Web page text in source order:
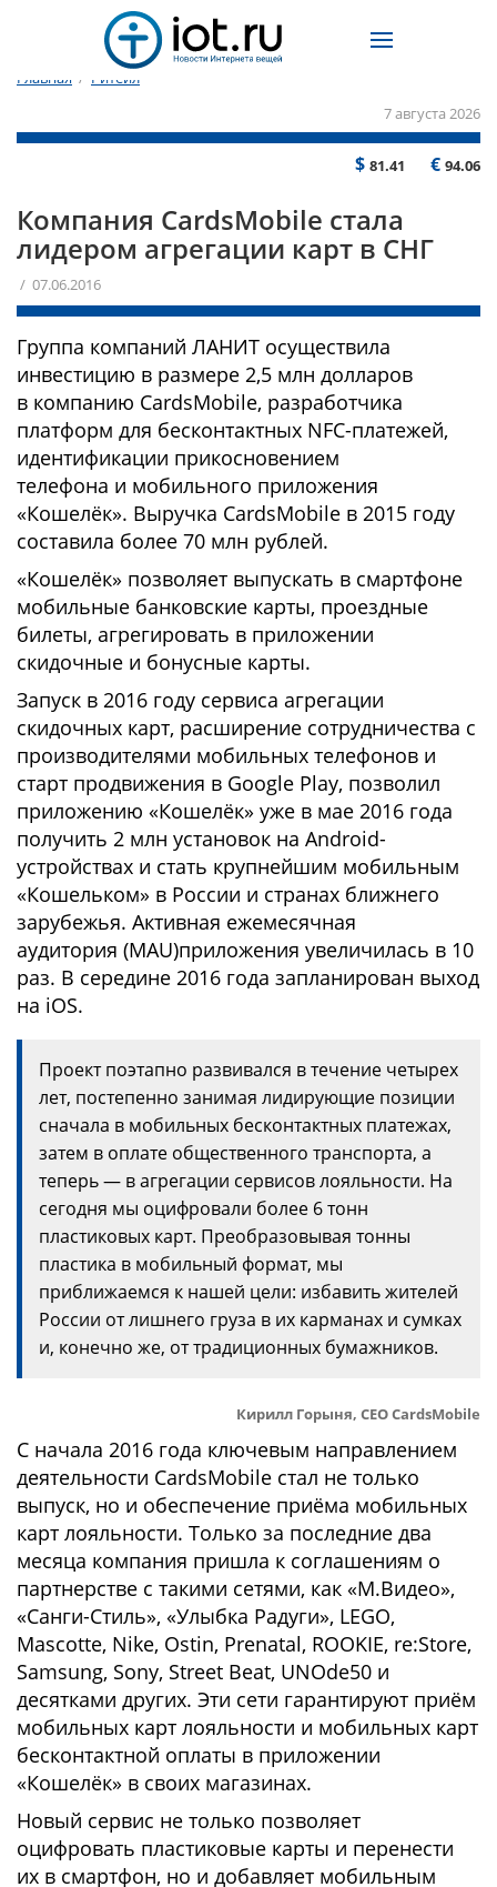
Главная / Ритейл
7 августа 2026
$ 81.41 € 94.06
Компания CardsMobile стала
лидером агрегации карт в СНГ
/ 07.06.2016
Группа компаний ЛАНИТ осуществила
инвестицию в размере 2,5 млн долларов
в компанию CardsMobile, разработчика
платформ для бесконтактных NFC-платежей,
идентификации прикосновением
телефона и мобильного приложения
«Кошелёк». Выручка CardsMobile в 2015 году
составила более 70 млн рублей.
«Кошелёк» позволяет выпускать в смартфоне
мобильные банковские карты, проездные
билеты, агрегировать в приложении
скидочные и бонусные карты.
Запуск в 2016 году сервиса агрегации
скидочных карт, расширение сотрудничества с
производителями мобильных телефонов и
старт продвижения в Google Play, позволил
приложению «Кошелёк» уже в мае 2016 года
получить 2 млн установок на Android-
устройствах и стать крупнейшим мобильным
«Кошельком» в России и странах ближнего
зарубежья. Активная ежемесячная
аудитория (MAU)приложения увеличилась в 10
раз. В середине 2016 года запланирован выход
на iOS.
Проект поэтапно развивался в течение четырех
лет, постепенно занимая лидирующие позиции
сначала в мобильных бесконтактных платежах,
затем в оплате общественного транспорта, а
теперь — в агрегации сервисов лояльности. На
сегодня мы оцифровали более 6 тонн
пластиковых карт. Преобразовывая тонны
пластика в мобильный формат, мы
приближаемся к нашей цели: избавить жителей
России от лишнего груза в их карманах и сумках
и, конечно же, от традиционных бумажников.
Кирилл Горыня, CEO CardsMobile
С начала 2016 года ключевым направлением
деятельности CardsMobile стал не только
выпуск, но и обеспечение приёма мобильных
карт лояльности. Только за последние два
месяца компания пришла к соглашениям о
партнерстве с такими сетями, как «М.Видео»,
«Санги-Стиль», «Улыбка Радуги», LEGO,
Mascotte, Nike, Ostin, Prenatal, ROOKIE, re:Store,
Samsung, Sony, Street Beat, UNOde50 и
десятками других. Эти сети гарантируют приём
мобильных карт лояльности и мобильных карт
бесконтактной оплаты в приложении
«Кошелёк» в своих магазинах.
Новый сервис не только позволяет
оцифровать пластиковые карты и перенести
их в смартфон, но и добавляет мобильным